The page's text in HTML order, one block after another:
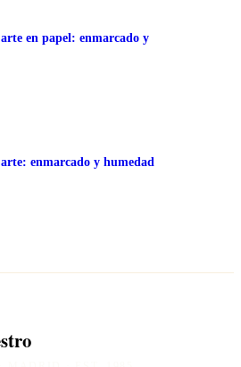
en papel: enmarcado y
enmarcado y humedad